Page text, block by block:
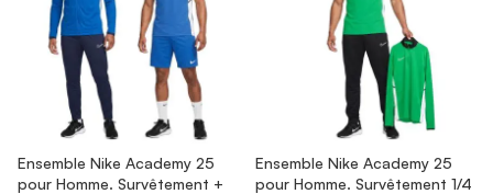
Ensemble Nike Academy 25
pour Homme. Survêtement +
Ensemble Nike Academy 25
pour Homme. Survêtement 1/4